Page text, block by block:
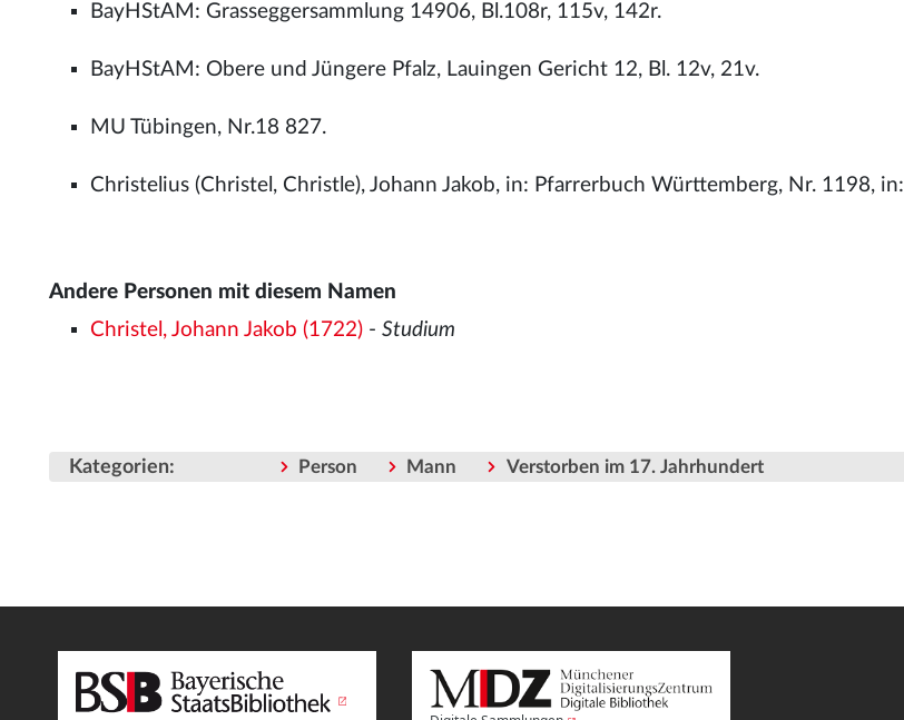
BayHStAM: Grasseggersammlung 14906, Bl.108r, 115v, 142r.
BayHStAM: Obere und Jüngere Pfalz, Lauingen Gericht 12, Bl. 12v, 21v.
MU Tübingen, Nr.18 827.
Christelius (Christel, Christle), Johann Jakob, in: Pfarrerbuch Württemberg, Nr. 1198, in:
Andere Personen mit diesem Namen
Christel, Johann Jakob (1722) -Studium
Kategorien: Person Mann Verstorben im 17. Jahrhundert